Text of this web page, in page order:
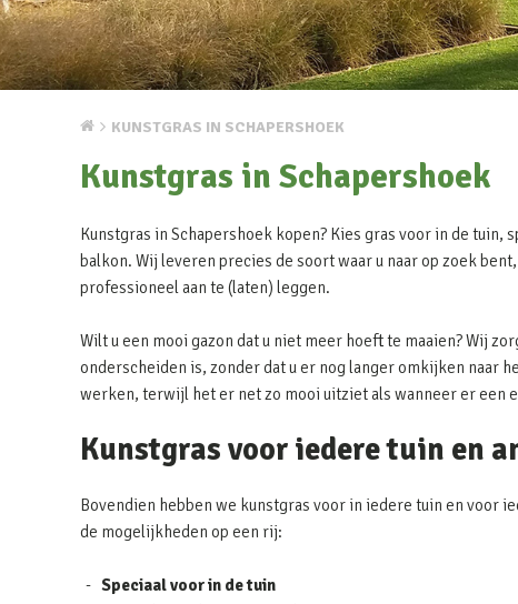
KUNSTGRAS IN SCHAPERSHOEK
Kunstgras in Schapershoek
Kunstgras in Schapershoek kopen? Kies gras voor in de
balkon. Wij leveren precies de soort waar u naar op zoek
professioneel aan te (laten) leggen.
Wilt u een mooi gazon dat u niet meer hoeft te maaien? Wij
onderscheiden is, zonder dat u er nog langer omkijken naar
werken, terwijl het er net zo mooi uitziet als wanneer er een
Kunstgras voor iedere tuin en
Bovendien hebben we kunstgras voor in iedere tuin en voor
de mogelijkheden op een rij:
Speciaal voor in de tuin